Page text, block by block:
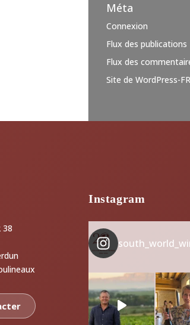
Méta
Connexion
Flux des publications
Flux des
Site de WordPress-FR
38
Instagram